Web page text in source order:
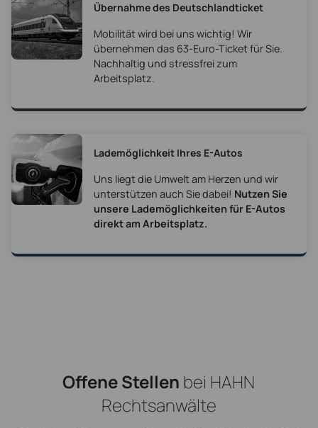
Übernahme des Deutschlandticket
Mobilität wird bei uns wichtig! Wir
übernehmen das 63-Euro-Ticket für Sie.
Nachhaltig und stressfrei zum
Arbeitsplatz.
Lademöglichkeit Ihres E-Autos
Uns liegt die Umwelt am Herzen und wir
unterstützen auch Sie dabei! Nutzen Sie
unsere Lademöglichkeiten für E-Autos
direkt am Arbeitsplatz.
Offene Stellen bei HAHN
Rechtsanwälte